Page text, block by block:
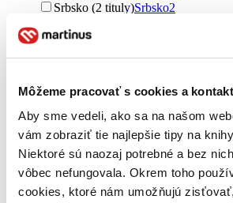
Môžeme pracovať s cookies a
Aby sme vedeli, ako sa na našom
vám zobraziť tie najlepšie tipy na
Niektoré sú naozaj potrebné a bez
vôbec nefungovala. Okrem toho
cookies, ktoré nám umožňujú
Srbsko (2 tituly)Srbsko2
poviedky (22 titulov) poviedky
22
úvahy (1 titul)
Podžáner
rozprávky (204 titulov) rozprávky
204
poviedky (1 titul)poviedky 1
Autor